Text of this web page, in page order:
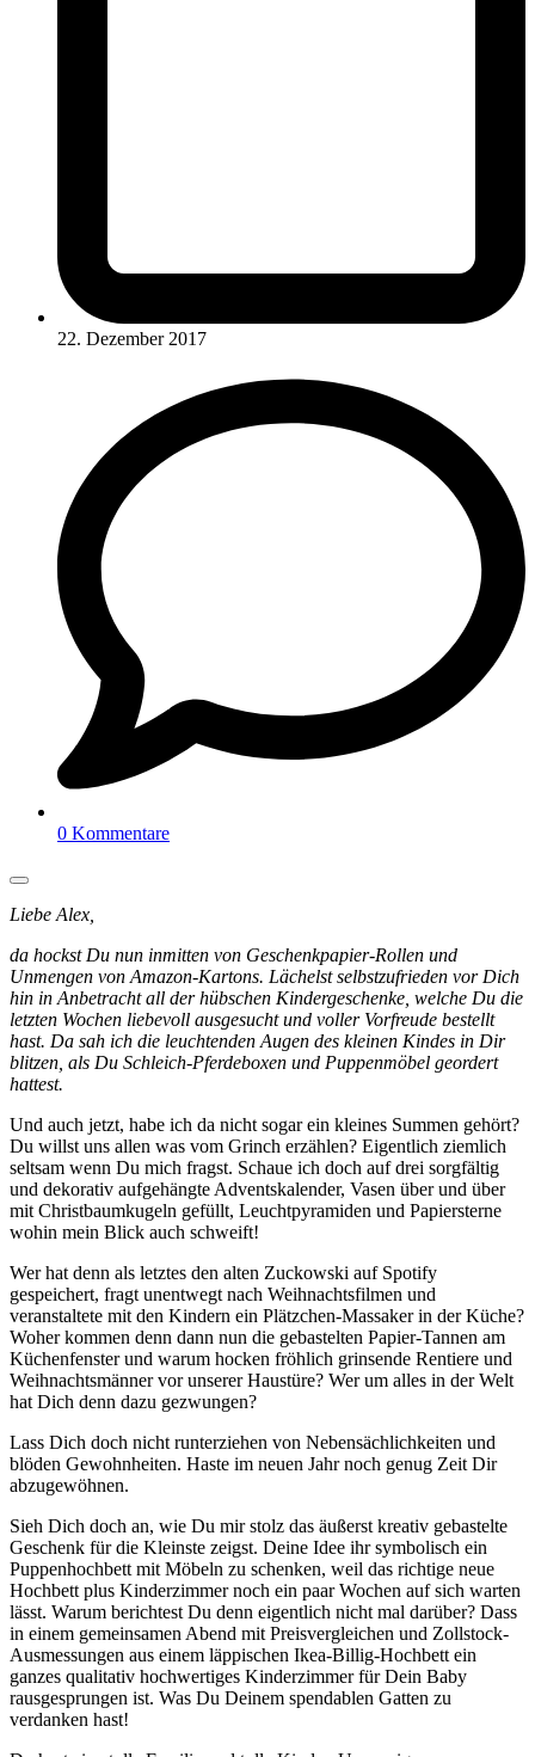
22. Dezember 2017
0 Kommentare
Liebe Alex,
da hockst Du nun inmitten von Geschenkpapier-Rollen und
Unmengen von Amazon-Kartons. Lächelst selbstzufrieden vor Dich
hin in Anbetracht all der hübschen Kindergeschenke, welche Du die
letzten Wochen liebevoll ausgesucht und voller Vorfreude bestellt
hast. Da sah ich die leuchtenden Augen des kleinen Kindes in Dir
blitzen, als Du Schleich-Pferdeboxen und Puppenmöbel geordert
hattest.
Und auch jetzt, habe ich da nicht sogar ein kleines Summen gehört?
Du willst uns allen was vom Grinch erzählen? Eigentlich ziemlich
seltsam wenn Du mich fragst. Schaue ich doch auf drei sorgfältig
und dekorativ aufgehängte Adventskalender, Vasen über und über
mit Christbaumkugeln gefüllt, Leuchtpyramiden und Papiersterne
wohin mein Blick auch schweift!
Wer hat denn als letztes den alten Zuckowski auf Spotify
gespeichert, fragt unentwegt nach Weihnachtsfilmen und
veranstaltete mit den Kindern ein Plätzchen-Massaker in der Küche?
Woher kommen denn dann nun die gebastelten Papier-Tannen am
Küchenfenster und warum hocken fröhlich grinsende Rentiere und
Weihnachtsmänner vor unserer Haustüre? Wer um alles in der Welt
hat Dich denn dazu gezwungen?
Lass Dich doch nicht runterziehen von Nebensächlichkeiten und
blöden Gewohnheiten. Haste im neuen Jahr noch genug Zeit Dir
abzugewöhnen.
Sieh Dich doch an, wie Du mir stolz das äußerst kreativ gebastelte
Geschenk für die Kleinste zeigst. Deine Idee ihr symbolisch ein
Puppenhochbett mit Möbeln zu schenken, weil das richtige neue
Hochbett plus Kinderzimmer noch ein paar Wochen auf sich warten
lässt. Warum berichtest Du denn eigentlich nicht mal darüber? Dass
in einem gemeinsamen Abend mit Preisvergleichen und Zollstock-
Ausmessungen aus einem läppischen Ikea-Billig-Hochbett ein
ganzes qualitativ hochwertiges Kinderzimmer für Dein Baby
rausgesprungen ist. Was Du Deinem spendablen Gatten zu
verdanken hast!